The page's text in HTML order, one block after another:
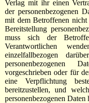
Verlag mit ihr einen
der personenbezogenen
mit dem Betroffenen nicht
Bereitstellung
muss sich der
Verantwortlichen
einzelfallbezogen
personenbezogenen
vorgeschrieben oder für
eine Verpflichtung
bereitzustellen, und
personenbezogenen Daten